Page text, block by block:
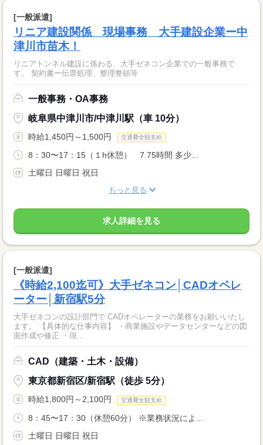
[一般派遣]
リニア建設関係 現場事務 大手建設企業ー中
津川市苗木！
リニアトンネル建設に係わる、大手ゼネコン企業での一般事務で
す。 契約書ー伝票処理、整理整頓等
一般事務・OA事務
岐阜県中津川市/中津川駅（車 10分）
時給1,450円～1,500円 交通費全額支給
8：30〜17：15（１h休憩） 7.75時間 多少...
土曜日 日曜日 祝日
もっと見る
求人詳細を見る
[一般派遣]
《時給2,100迄可》大手ゼネコン│CADオペレ
ーター│新宿駅5分
大手ゼネコンの設計部門で CADオペレーターの業務をお願いいたし
ます。 【具体的な仕事内容】 ・商業施設やデータセンターなどの図
面作成や修正 ・現...
CAD（建築・土木・設備）
東京都新宿区/新宿駅（徒歩 5分）
時給1,800円～2,100円 交通費全額支給
8：45〜17：30（休憩60分） ※業務状況によ...
土曜日 日曜日 祝日